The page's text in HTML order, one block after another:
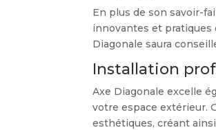
En plus de son savoir-
innovantes et pratiques
Diagonale saura
Installation
Axe Diagonale excelle
votre espace extérieur.
esthétiques, créant